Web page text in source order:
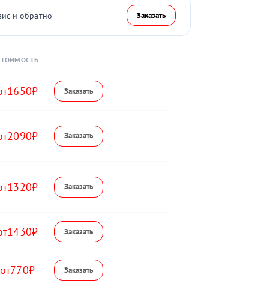
и обратно Заказать
1650
2090
1320
1430
770